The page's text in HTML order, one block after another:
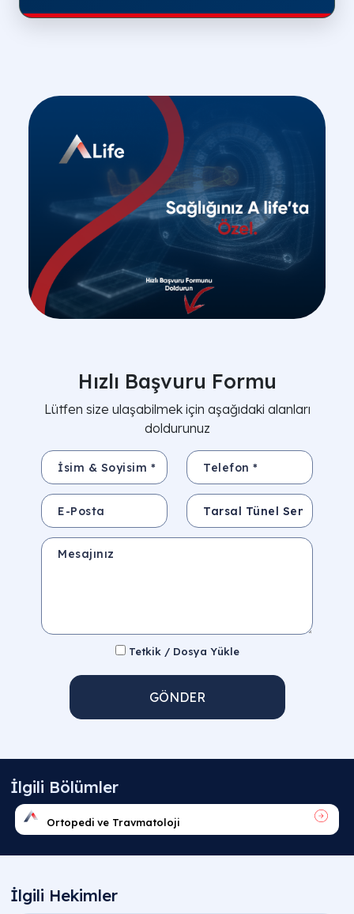
Hızlı Başvuru Formu
Lütfen size ulaşabilmek için aşağıdaki alanları
doldurunuz
İsim & Soyisim * Telefon *
E-Posta Konu
Mesajınız
Tetkik / Dosya Yükle
GÖNDER